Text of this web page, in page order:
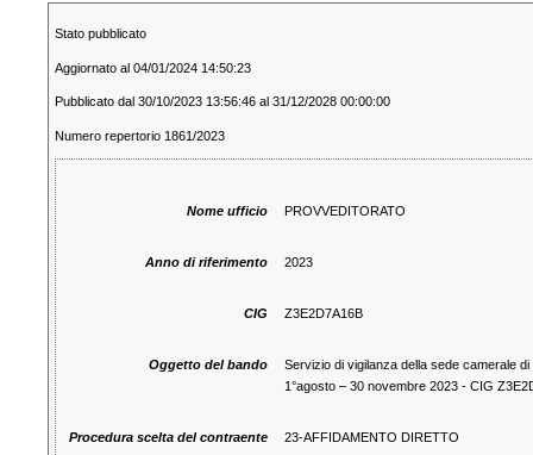
Stato pubblicato
Aggiornato al 04/01/2024 14:50:23
Pubblicato dal 30/10/2023 13:56:46 al 31/12/2028 00:00:00
Numero repertorio 1861/2023
Nome ufficio PROVVEDITORATO
Anno di riferimento 2023
CIG Z3E2D7A16B
Oggetto del bando
Servizio di vigilanza della sede camerale
1°agosto – 30 novembre 2023 - CIG
Procedura scelta del contraente 23-AFFIDAMENTO DIRETTO